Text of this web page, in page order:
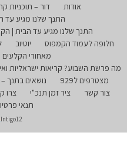
אודות
דור – תוכניות
התנך שלנו מגיע עד
התנך שלנו מגיע עד הבית |
חלופה לעמוד הקמפוס
יוטיוב
מאחורי הקלעים
מה פרשת השבוע? קריאות ישראליות
מצטרפים ל929
נושאים בתנך
צור קשר
ציר זמן תנכ"י צרו
תנאי
Intigo12